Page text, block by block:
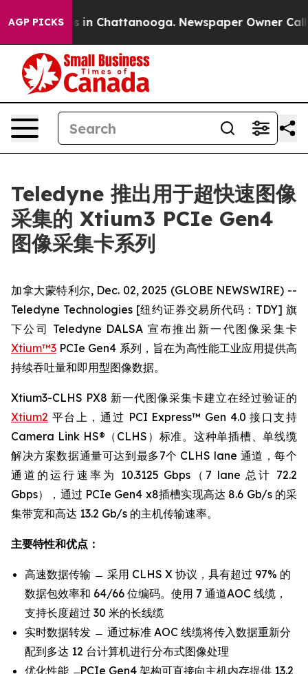
AGP PICKS
Chaos in Chattanooga. Newspaper Owner Calls
Teledyne 推出用于超快速图像
采集的 Xtium3 PCIe Gen4
图像采集卡系列
加拿大蒙特利尔, Dec. 02, 2025 (GLOBE NEWSWIRE) --
Teledyne Technologies [纽约证券交易所代码：TDY] 旗
下公司 Teledyne DALSA 宣布推出新一代图像采集卡
Xtium™3 PCIe Gen4 系列，旨在为高性能工业应用提供高
持续吞吐量和即用型图像数据。
Xtium3-CLHS PX8 新一代图像采集卡建立在经过验证的
Xtium2 平台上，通过 PCI Express™ Gen 4.0 接口支持
Camera Link HS®（CLHS）标准。这种单插槽、单线缆
解决方案数据通量可达到最多7个 CLHS lane 通道，每个
通道的运行速率为 10.3125 Gbps（7 lane 总计 72.2
Gbps），通过 PCIe Gen4 x8插槽实现高达 8.6 Gb/s 的采
集带宽和高达 13.2 Gb/s 的主机传输速率。
主要特性和优点：
高速数据传输 ̶ 采用 CLHS X 协议，具有超过 97% 的
数据包效率和 64/66 位编码。使用 7 通道AOC 线缆，
支持长度超过 30 米的长线缆
实时数据转发 ̶ 通过标准 AOC 线缆将传入数据重新分
配到多达 12 台计算机进行分布式图像处理
优化性能 ̶ PCIe Gen4 架构可直接向主机内存提供 13.2